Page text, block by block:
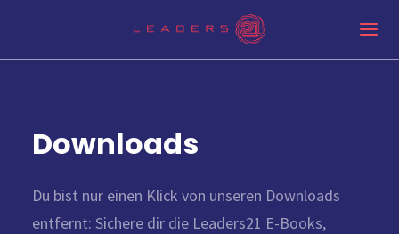
Downloads
Du bist nur einen Klick von unseren Downloads
entfernt: Sichere dir die Leaders21 E-Books,